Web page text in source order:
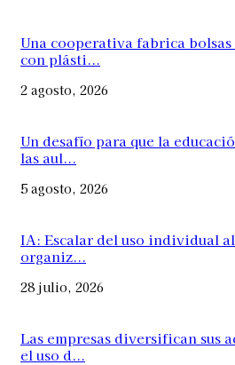
Una cooperativa fabrica bolsas
con plásti...
2 agosto, 2026
Un desafío para que la
las aul...
5 agosto, 2026
IA: Escalar del uso individual
organiz...
28 julio, 2026
Las empresas diversifican sus
el uso d...